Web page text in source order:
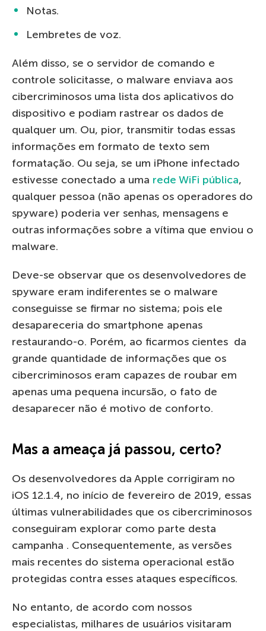
Notas.
Lembretes de voz.
Além disso, se o servidor de comando e
controle solicitasse, o malware enviava aos
cibercriminosos uma lista dos aplicativos do
dispositivo e podiam rastrear os dados de
qualquer um. Ou, pior, transmitir todas essas
informações em formato de texto sem
formatação. Ou seja, se um iPhone infectado
estivesse conectado a uma rede WiFi pública,
qualquer pessoa (não apenas os operadores do
spyware) poderia ver senhas, mensagens e
outras informações sobre a vítima que enviou o
malware.
Deve-se observar que os desenvolvedores de
spyware eram indiferentes se o malware
conseguisse se firmar no sistema; pois ele
desapareceria do smartphone apenas
restaurando-o. Porém, ao ficarmos cientes da
grande quantidade de informações que os
cibercriminosos eram capazes de roubar em
apenas uma pequena incursão, o fato de
desaparecer não é motivo de conforto.
Mas a ameaça já passou, certo?
Os desenvolvedores da Apple corrigiram no
iOS 12.1.4, no início de fevereiro de 2019, essas
últimas vulnerabilidades que os cibercriminosos
conseguiram explorar como parte desta
campanha . Consequentemente, as versões
mais recentes do sistema operacional estão
protegidas contra esses ataques específicos.
No entanto, de acordo com nossos
especialistas, milhares de usuários visitaram